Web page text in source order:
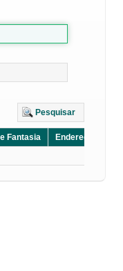
Pesquisar
Fantasia Endereço